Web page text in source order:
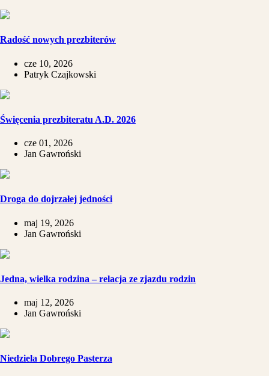
Radość nowych prezbiterów
cze 10, 2026
Patryk Czajkowski
Święcenia prezbiteratu A.D. 2026
cze 01, 2026
Jan Gawroński
Droga do dojrzałej jedności
maj 19, 2026
Jan Gawroński
​Jedna, wielka rodzina – relacja ze zjazdu rodzin
maj 12, 2026
Jan Gawroński
Niedziela Dobrego Pasterza